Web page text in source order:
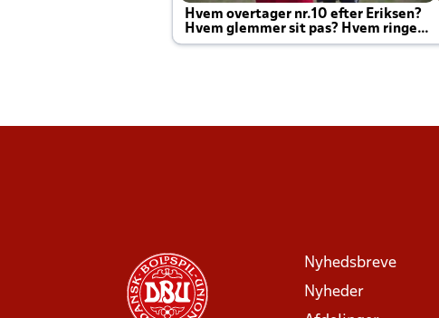
Hvem overtager nr.10 efter Eriksen?
Hvem glemmer sit pas? Hvem ringer
Joachim altid til efter kampe?
Nyhedsbreve
Nyheder